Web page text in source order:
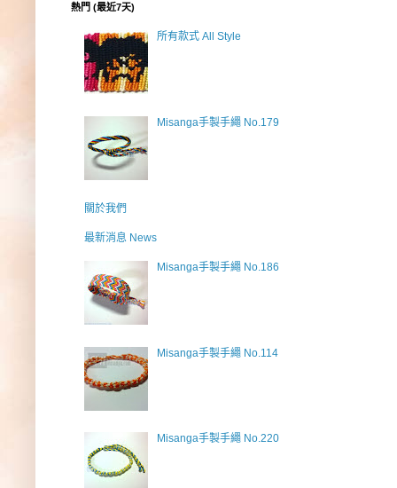
熱門 (最近7天)
所有款式 All Style
Misanga手製手繩 No.179
關於我們
最新消息 News
Misanga手製手繩 No.186
Misanga手製手繩 No.114
Misanga手製手繩 No.220